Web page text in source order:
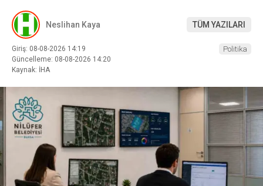
Neslihan Kaya TÜM YAZILARI
Giriş: 08-08-2026 14:19
Güncelleme: 08-08-2026 14:20
Kaynak: İHA
Politika